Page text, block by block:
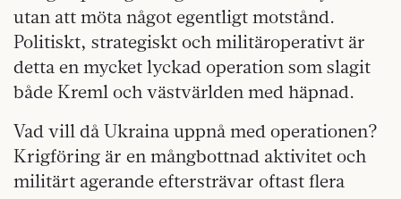
utan att möta något egentligt motstånd.
Politiskt, strategiskt och militäroperativt är
detta en mycket lyckad operation som slagit
både Kreml och västvärlden med häpnad.
Vad vill då Ukraina uppnå med operationen?
Krigföring är en mångbottnad aktivitet och
militärt agerande eftersträvar oftast flera